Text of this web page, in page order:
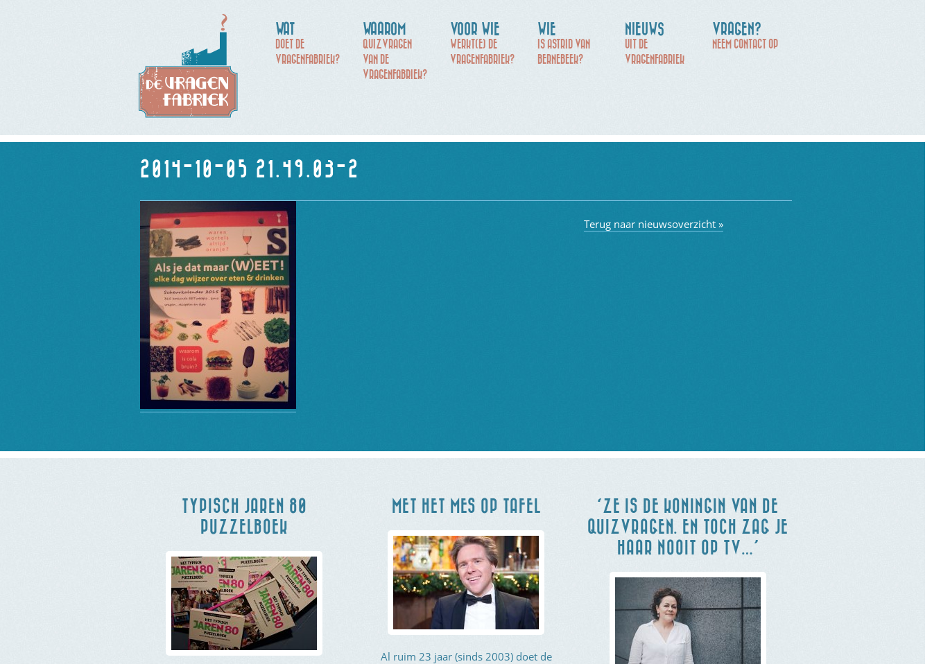
WAT
DOET DE
VRAGENFABRIEK?
WAAROM
QUIZVRAGEN
VAN DE
VRAGENFABRIEK?
VOOR WIE
WERKT(E) DE
VRAGENFABRIEK?
WIE
IS ASTRID VAN
BERNEBEEK?
NIEUWS
UIT DE
VRAGENFABRIEK
VRAGEN?
NEEM CONTACT OP
2014-10-05 21.49.03-2
Terug naar nieuwsoverzicht »
TYPISCH JAREN 80
PUZZELBOEK
MET HET MES OP TAFEL
Al ruim 23 jaar (sinds 2003) doet de
‘ZE IS DE KONINGIN VAN DE
QUIZVRAGEN. EN TOCH ZAG JE
HAAR NOOIT OP TV…’